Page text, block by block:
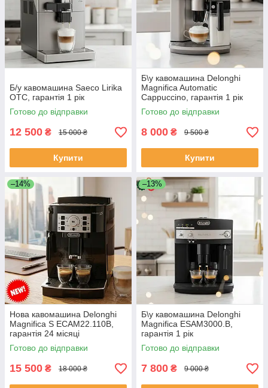
Б/у кавомашина Saeco Lirika
OTC, гарантія 1 рік
Готово до відправки
12 500 ₴ 15 000 ₴
Купити
Б\у кавомашина Delonghi
Magnifica Automatic
Cappuccino, гарантія 1 рік
Готово до відправки
8 000 ₴ 9 500 ₴
Купити
–14%
Нова кавомашина Delonghi
Magnifica S ECAM22.110B,
гарантія 24 місяці
Готово до відправки
15 500 ₴ 18 000 ₴
–13%
Б\у кавомашина Delonghi
Magnifica ESAM3000.B,
гарантія 1 рік
Готово до відправки
7 800 ₴ 9 000 ₴